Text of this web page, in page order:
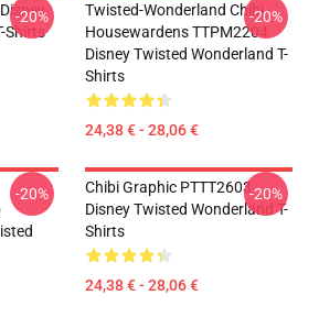
Shirts
-20%
Twisted-Wonderland Chibi
Housewardens TTPM2204
Disney Twisted Wonderland T-
Shirts
24,38 € - 28,06 €
-20%
-20%
Chibi Graphic PTTT2603
Disney Twisted Wonderland T-
Shirts
24,38 € - 28,06 €
-20%